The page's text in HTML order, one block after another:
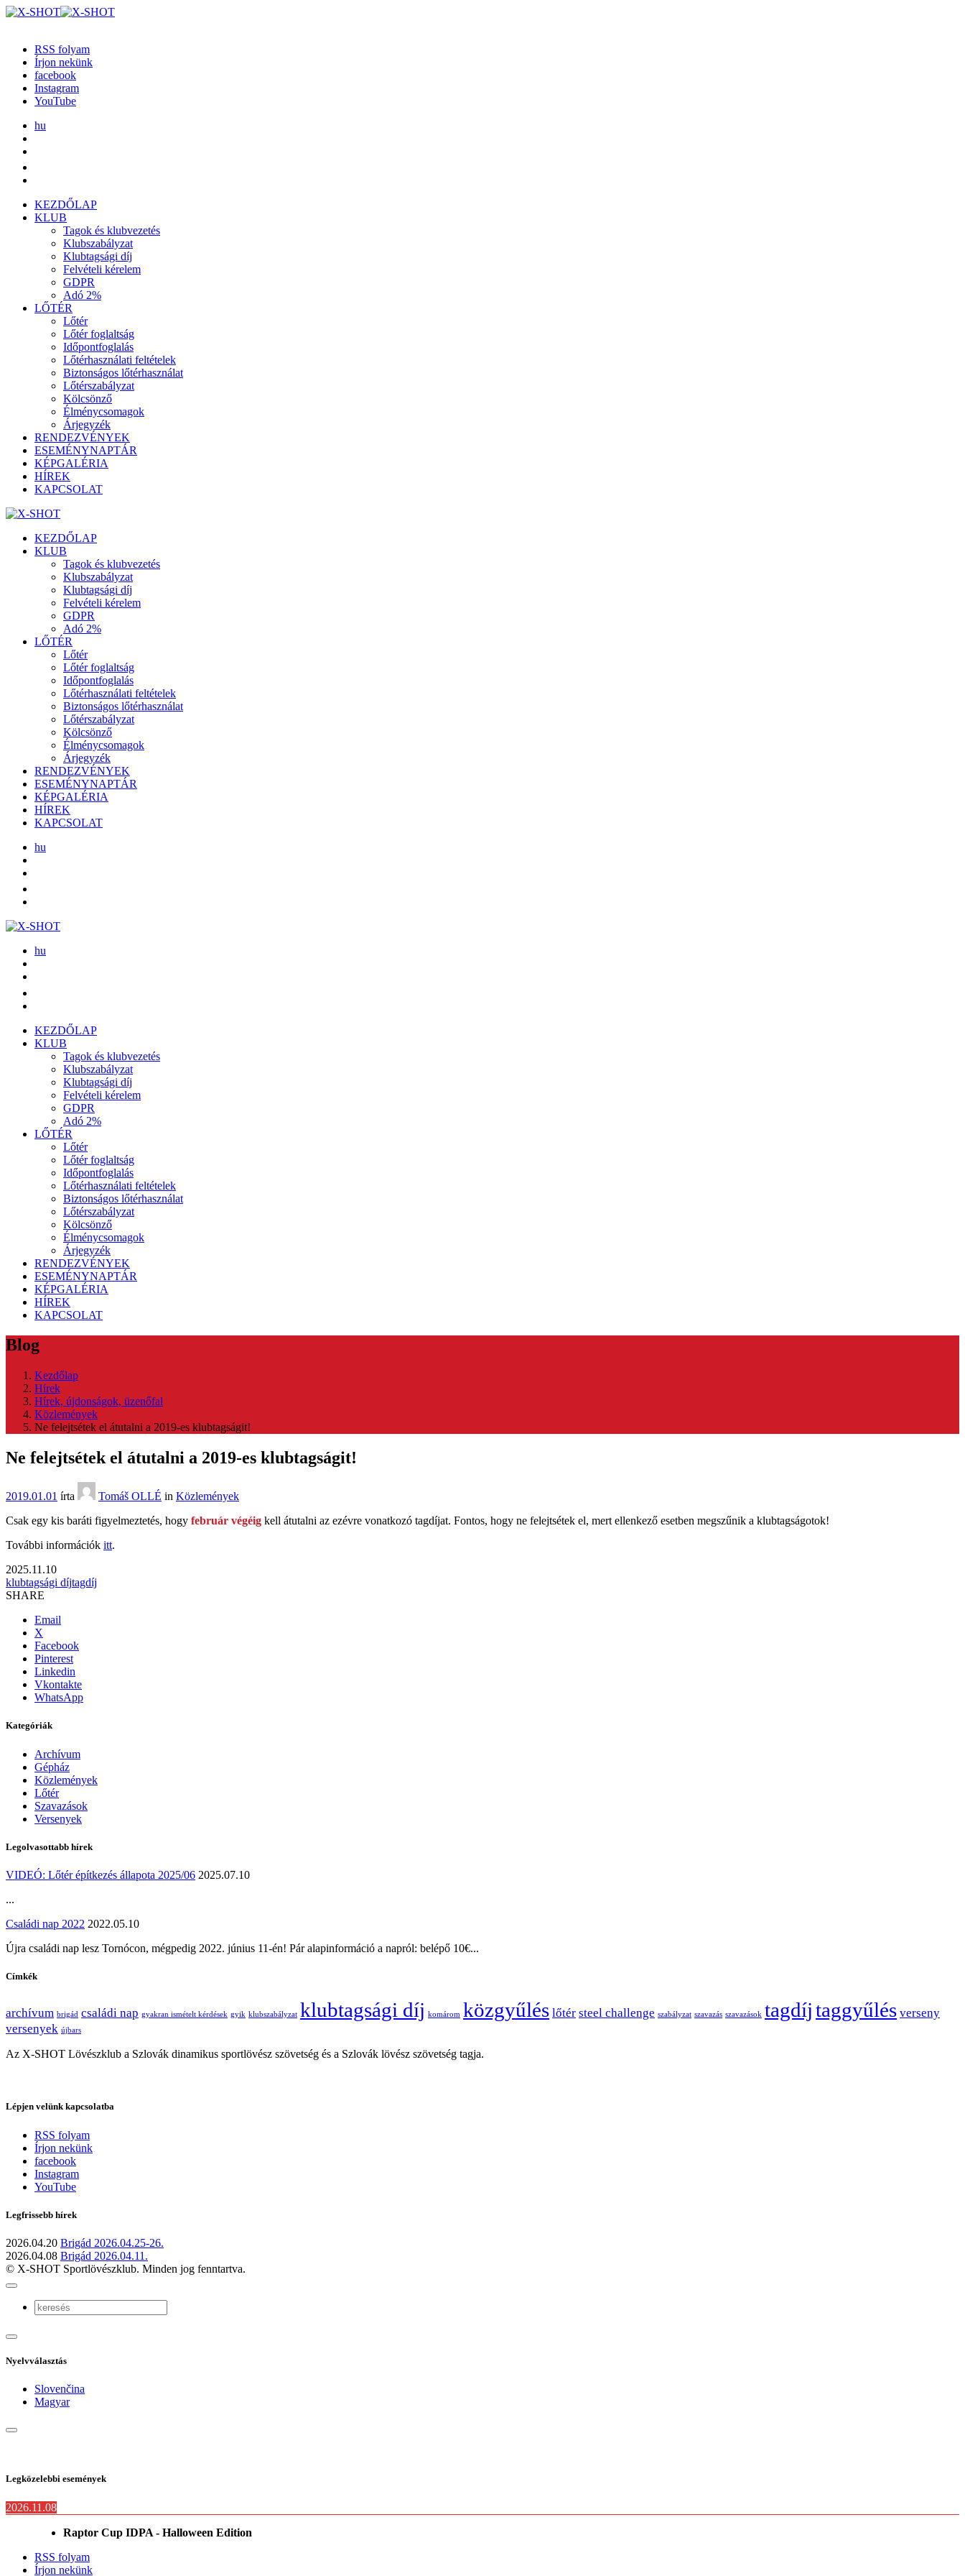
RSS folyam
Írjon nekünk
facebook
Instagram
YouTube
hu
KEZDŐLAP
KLUB
Tagok és klubvezetés
Klubszabályzat
Klubtagsági díj
Felvételi kérelem
GDPR
Adó 2%
LŐTÉR
Lőtér
Lőtér foglaltság
Időpontfoglalás
Lőtérhasználati feltételek
Biztonságos lőtérhasználat
Lőtérszabályzat
Kölcsönző
Élménycsomagok
Árjegyzék
RENDEZVÉNYEK
ESEMÉNYNAPTÁR
KÉPGALÉRIA
HÍREK
KAPCSOLAT
KEZDŐLAP
KLUB
Tagok és klubvezetés
Klubszabályzat
Klubtagsági díj
Felvételi kérelem
GDPR
Adó 2%
LŐTÉR
Lőtér
Lőtér foglaltság
Időpontfoglalás
Lőtérhasználati feltételek
Biztonságos lőtérhasználat
Lőtérszabályzat
Kölcsönző
Élménycsomagok
Árjegyzék
RENDEZVÉNYEK
ESEMÉNYNAPTÁR
KÉPGALÉRIA
HÍREK
KAPCSOLAT
hu
hu
KEZDŐLAP
KLUB
Tagok és klubvezetés
Klubszabályzat
Klubtagsági díj
Felvételi kérelem
GDPR
Adó 2%
LŐTÉR
Lőtér
Lőtér foglaltság
Időpontfoglalás
Lőtérhasználati feltételek
Biztonságos lőtérhasználat
Lőtérszabályzat
Kölcsönző
Élménycsomagok
Árjegyzék
RENDEZVÉNYEK
ESEMÉNYNAPTÁR
KÉPGALÉRIA
HÍREK
KAPCSOLAT
Blog
Kezdőlap
Hírek
Hírek, újdonságok, üzenőfal
Közlemények
Ne felejtsétek el átutalni a 2019-es klubtagságit!
Ne felejtsétek el átutalni a 2019-es klubtagságit!
2019.01.01 írta Tomáš OLLÉ in Közlemények
Csak egy kis baráti figyelmeztetés, hogy február végéig kell átutalni az ezévre vonatkozó tagdíjat. Fontos, hogy ne felejtsétek el, mert ellenkező esetben megszűnik a klubtagságotok!
További információk itt.
2025.11.10
klubtagsági díjtagdíj
SHARE
Email
X
Facebook
Pinterest
Linkedin
Vkontakte
WhatsApp
Kategóriák
Archívum
Gépház
Közlemények
Lőtér
Szavazások
Versenyek
Legolvasottabb hírek
VIDEÓ: Lőtér építkezés állapota 2025/06 2025.07.10
...
Családi nap 2022 2022.05.10
Újra családi nap lesz Tornócon, mégpedig 2022. június 11-én! Pár alapinformáció a napról: belépő 10€...
Címkék
archívum brigád családi nap gyakran ismételt kérdések gyik klubszabályzat klubtagsági díj komárom közgyűlés lőtér steel challenge szabályzat szavazás szavazások tagdíjtaggyűlés verseny
versenyek újbars
Az X-SHOT Lövészklub a Szlovák dinamikus sportlövész szövetség és a Szlovák lövész szövetség tagja.
Lépjen velünk kapcsolatba
RSS folyam
Írjon nekünk
facebook
Instagram
YouTube
Legfrissebb hírek
2026.04.20 Brigád 2026.04.25-26.
2026.04.08 Brigád 2026.04.11.
© X-SHOT Sportlövészklub. Minden jog fenntartva.
Nyelvválasztás
Slovenčina
Magyar
Legközelebbi események
2026.11.08
Raptor Cup IDPA - Halloween Edition
RSS folyam
Írjon nekünk